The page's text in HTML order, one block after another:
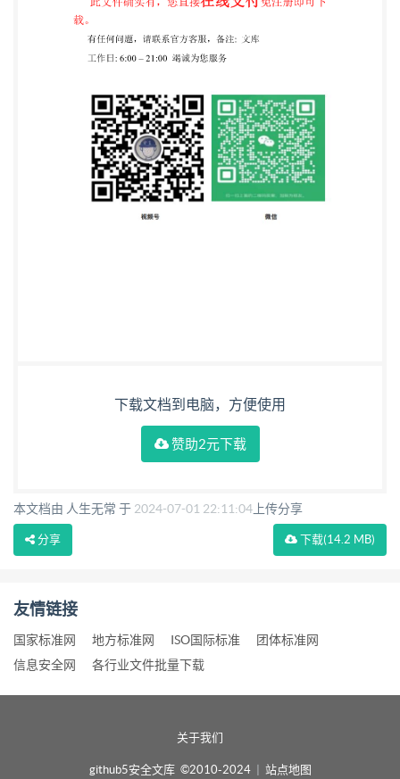
下载文档到电脑，方便使用
赞助2元下载
本文档由 人生无常 于 2024-07-01 22:11:04 上传分享
下载(14.2 MB)
分享
友情链接
国家标准网 地方标准网 ISO国际标准
团体标准网
信息安全网
各行业文件批量下载
关于我们
github5安全文库 ©2010-2024 站点地图